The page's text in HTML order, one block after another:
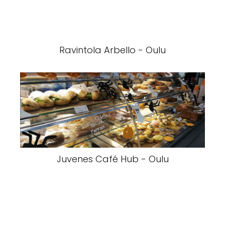
Ravintola Arbello - Oulu
Juvenes Café Hub - Oulu